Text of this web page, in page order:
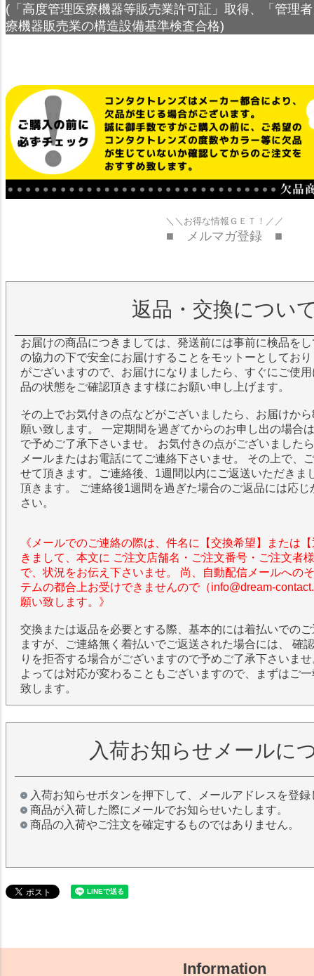
(「高度管理医療機器等販売業許可証」取得、「管理
療機器販売業の構造設備基準検査合格)
＼＼お得な情報ＧＥＴ！／／
■ メルマガ登録 ■
返品・交換につい
お届けの商品につきましては、発送前には事前に検品を
の協力の下で安全にお届けすることをモットーとしてお
がございますので、お届けになりましたら、すぐにご使
品の状態をご確認頂きます様にお願い申し上げます。
その上でお気付きの点などがございましたら、お届けか
願い致します。 一定期間を過ぎてからのお申し出の場合
で予めご了承下さいませ。 お気付きの点がございました
メールまたはお電話にてご連絡下さいませ。 その上で、
せて頂きます。ご連絡後、1週間以内にご返送いただきま
頂きます。 ご連絡後1週間を過ぎた場合のご返品には応
さい。
《メールでのご連絡の際は、件名に【交換希望】または
きまして、本文に ご注文店舗名・ご注文番号・ご注文者
で、状況をお伝え下さいませ。 尚、自動配信メールへの
テムの都合上お受けできませんので（info@dream-
願い致します。》
交換または返品を必要とする際、基本的には着払いでの
ますが、ご連絡無く着払いでご返送された場合には、 確
りを拒否する場合がございますので予めご了承下さいま
よっては対応が変わることもございますので、まずはご
致します。
入荷お知らせメールに
入荷お知らせボタンを押下して、メールアドレスを登
商品が入荷した際にメールでお知らせいたします。
商品の入荷やご注文を確定するものではありません。
Information